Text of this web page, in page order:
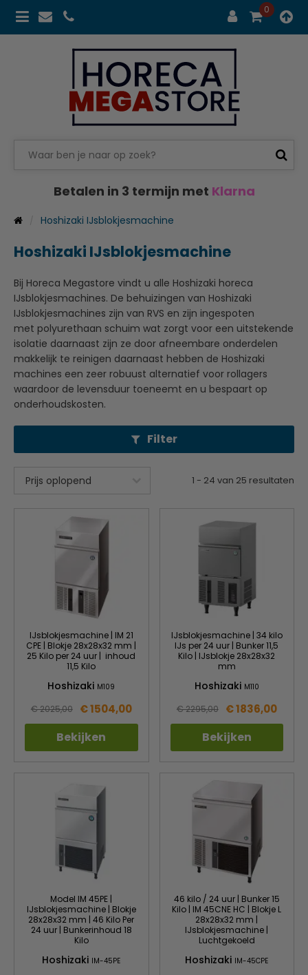
0
Betalen in 3 termijn met Klarna
Hoshizaki IJsblokjesmachine
Hoshizaki IJsblokjesmachine
Bij Horeca Megastore vindt u alle Hoshizaki horeca
IJsblokjesmachines. De behuizingen van Hoshizaki
IJsblokjesmachines zijn van RVS en zijn ingespoten
met polyurethaan schuim wat zorgt voor een uitstekende
isolatie daarnaast zijn ze door afneembare onderdelen
makkelijk te reinigen daarnaast hebben de Hoshizaki
machines een zeer robuust alternatief voor rollagers
waardoor de levensduur toeneemt en u bespaart op
onderhoudskosten.
Filter
1 - 24 van 25 resultaten
IJsblokjesmachine | IM 21
CPE | Blokje 28x28x32 mm |
25 Kilo per 24 uur | inhoud
11,5 Kilo
Hoshizaki M109
€ 2025,00 € 1504,00
Bekijken
IJsblokjesmachine | 34 kilo
IJs per 24 uur | Bunker 11,5
Kilo | IJsblokje 28x28x32
mm
Hoshizaki M110
€ 2295,00 € 1836,00
Bekijken
Model IM 45PE |
IJsblokjesmachine | Blokje
28x28x32 mm | 46 Kilo Per
24 uur | Bunkerinhoud 18
Kilo
Hoshizaki IM-45PE
46 kilo / 24 uur | Bunker 15
Kilo | IM 45CNE HC | Blokje L
28x28x32 mm |
IJsblokjesmachine |
Luchtgekoeld
Hoshizaki IM-45CPE